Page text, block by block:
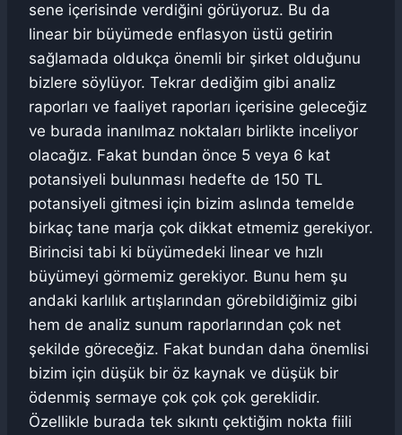
sene içerisinde verdiğini görüyoruz. Bu da
linear bir büyümede enflasyon üstü getirin
sağlamada oldukça önemli bir şirket olduğunu
bizlere söylüyor. Tekrar dediğim gibi analiz
raporları ve faaliyet raporları içerisine geleceğiz
ve burada inanılmaz noktaları birlikte inceliyor
olacağız. Fakat bundan önce 5 veya 6 kat
potansiyeli bulunması hedefte de 150 TL
potansiyeli gitmesi için bizim aslında temelde
birkaç tane marja çok dikkat etmemiz gerekiyor.
Birincisi tabi ki büyümedeki linear ve hızlı
büyümeyi görmemiz gerekiyor. Bunu hem şu
andaki karlılık artışlarından görebildiğimiz gibi
hem de analiz sunum raporlarından çok net
şekilde göreceğiz. Fakat bundan daha önemlisi
bizim için düşük bir öz kaynak ve düşük bir
ödenmiş sermaye çok çok çok gereklidir.
Özellikle burada tek sıkıntı çektiğim nokta fiili